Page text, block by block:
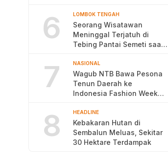
6 LOMBOK TENGAH
Seorang Wisatawan
Meninggal Terjatuh di
Tebing Pantai Semeti saat
7 NASIONAL
Wagub NTB Bawa Pesona
Tenun Daerah ke
Indonesia Fashion Week
8 HEADLINE
Kebakaran Hutan di
Sembalun Meluas, Sekitar
30 Hektare Terdampak